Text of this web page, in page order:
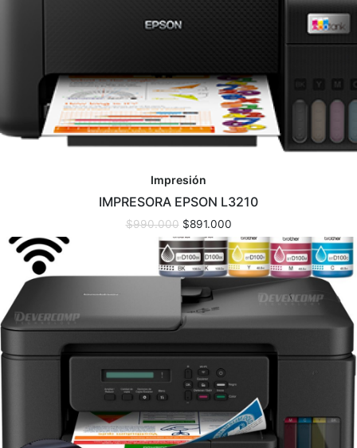
Impresión
IMPRESORA EPSON L3210
$990.000 $891.000